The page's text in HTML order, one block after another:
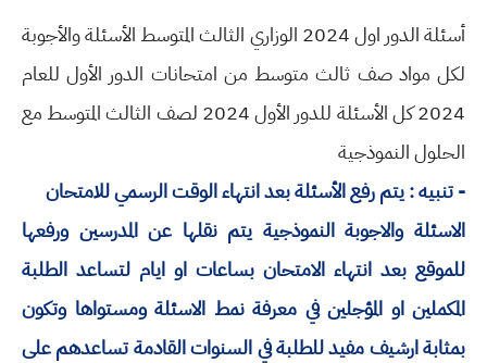
أسئلة الدور اول 2024 الوزاري الثالث المتوسط الأسئلة والأجوبة
لكل مواد صف ثالث متوسط من امتحانات الدور الأول للعام
2024 كل الأسئلة للدور الأول 2024 لصف الثالث المتوسط مع
الحلول النموذجية
- تنبيه : يتم رفع الأسئلة بعد انتهاء الوقت الرسمي للامتحان
الاسئلة والاجوبة النموذجية يتم نقلها عن المدرسين ورفعها
للموقع بعد انتهاء الامتحان بساعات او ايام لتساعد الطلبة
المكملين او المؤجلين في معرفة نمط الاسئلة ومستواها وتكون
بمثابة ارشيف مفيد للطلبة في السنوات القادمة تساعدهم على